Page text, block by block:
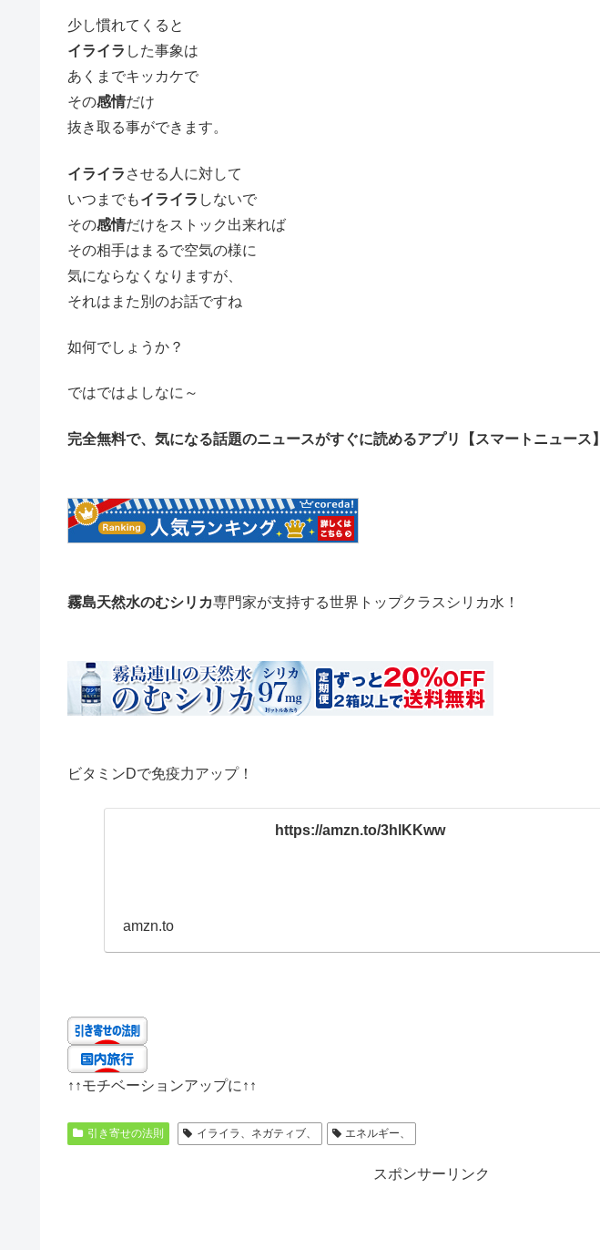
少し慣れてくると
イライラ した事象は
あくまでキッカケで
その感情だけ
抜き取る事ができます。
イライラ させる人に対して
いつまでもイライラ しないで
その感情だけをストック出来れば
その相手はまるで空気の様に
気にならなくなりますが、
それはまた別のお話ですね
如何でしょうか？
ではではよしなに～
完全無料で、気になる話題のニュースがすぐに読めるアプリ【スマートニュース】
霧島天然水のむシリカ専門家が支持する世界トップクラスシリカ水！
ビタミンDで免疫力アップ！
https://amzn.to/3hlKKww
amzn.to
↑↑モチベーションアップに ↑↑
引き寄せの法則 イライラ、ネガティブ、 エネルギー、
スポンサーリンク